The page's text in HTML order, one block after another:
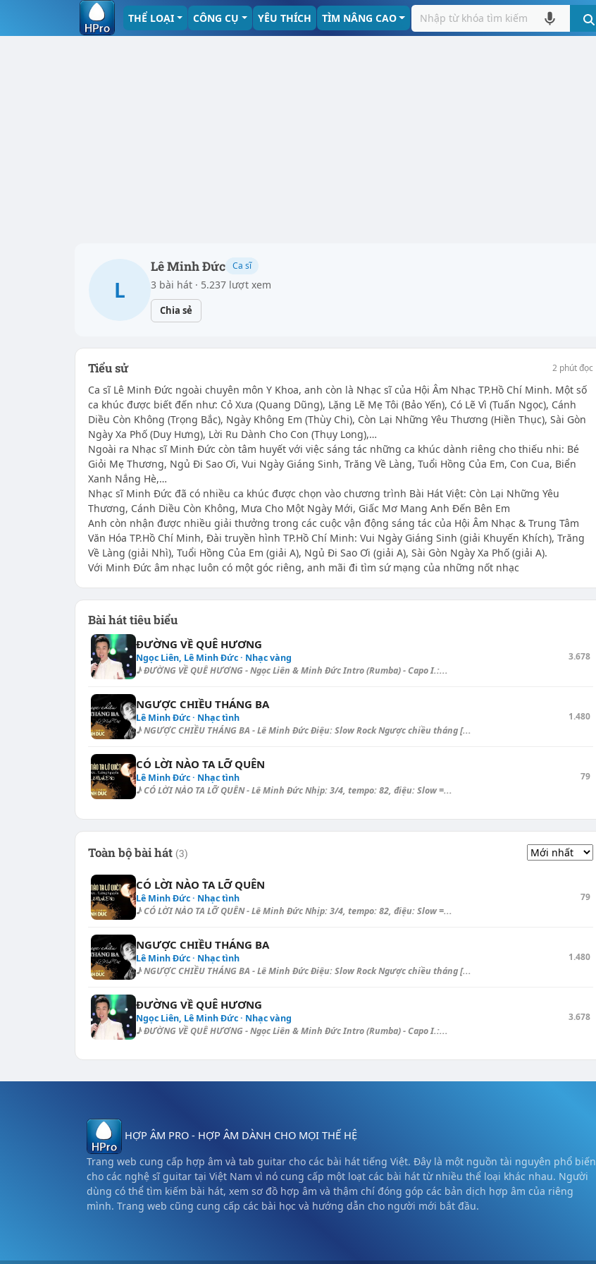
THỂ LOẠI CÔNG CỤ YÊU THÍCH TÌM NÂNG CAO
L
Lê Minh Đức Ca sĩ
3 bài hát · 5.237 lượt xem
Chia sẻ
Tiểu sử 2 phút đọc
Ca sĩ Lê Minh Đức ngoài chuyên môn Y Khoa, anh còn là Nhạc sĩ của Hội Âm Nhạc TP.Hồ Chí Minh. Một số
ca khúc được biết đến như: Cỏ Xưa (Quang Dũng), Lặng Lẽ Mẹ Tôi (Bảo Yến), Có Lẽ Vì (Tuấn Ngọc), Cánh
Diều Còn Không (Trọng Bắc), Ngày Không Em (Thùy Chi), Còn Lại Những Yêu Thương (Hiền Thục), Sài Gòn
Ngày Xa Phố (Duy Hưng), Lời Ru Dành Cho Con (Thụy Long),…
Ngoài ra Nhạc sĩ Minh Đức còn tâm huyết với việc sáng tác những ca khúc dành riêng cho thiếu nhi: Bé
Giỏi Mẹ Thương, Ngủ Đi Sao Ơi, Vui Ngày Giáng Sinh, Trăng Về Làng, Tuổi Hồng Của Em, Con Cua, Biển
Xanh Nắng Hè,…
Nhạc sĩ Minh Đức đã có nhiều ca khúc được chọn vào chương trình Bài Hát Việt: Còn Lại Những Yêu
Thương, Cánh Diều Còn Không, Mưa Cho Một Ngày Mới, Giấc Mơ Mang Anh Đến Bên Em
Anh còn nhận được nhiều giải thưởng trong các cuộc vận động sáng tác của Hội Âm Nhạc & Trung Tâm
Văn Hóa TP.Hồ Chí Minh, Đài truyền hình TP.Hồ Chí Minh: Vui Ngày Giáng Sinh (giải Khuyến Khích), Trăng
Về Làng (giải Nhì), Tuổi Hồng Của Em (giải A), Ngủ Đi Sao Ơi (giải A), Sài Gòn Ngày Xa Phố (giải A).
Với Minh Đức âm nhạc luôn có một góc riêng, anh mãi đi tìm sứ mạng của những nốt nhạc
Bài hát tiêu biểu
ĐƯỜNG VỀ QUÊ HƯƠNG
Ngọc Liên, Lê Minh Đức · Nhạc vàng
♪ ĐƯỜNG VỀ QUÊ HƯƠNG - Ngọc Liên & Minh Đức Intro (Rumba) - Capo I.:...
3.678
NGƯỢC CHIỀU THÁNG BA
Lê Minh Đức · Nhạc tình
♪ NGƯỢC CHIỀU THÁNG BA - Lê Minh Đức Điệu: Slow Rock Ngược chiều tháng [...
1.480
CÓ LỜI NÀO TA LỠ QUÊN
Lê Minh Đức · Nhạc tình
♪ CÓ LỜI NÀO TA LỠ QUÊN - Lê Minh Đức Nhịp: 3/4, tempo: 82, điệu: Slow =...
79
Toàn bộ bài hát (3)
CÓ LỜI NÀO TA LỠ QUÊN
Lê Minh Đức · Nhạc tình
♪ CÓ LỜI NÀO TA LỠ QUÊN - Lê Minh Đức Nhịp: 3/4, tempo: 82, điệu: Slow =...
79
NGƯỢC CHIỀU THÁNG BA
Lê Minh Đức · Nhạc tình
♪ NGƯỢC CHIỀU THÁNG BA - Lê Minh Đức Điệu: Slow Rock Ngược chiều tháng [...
1.480
ĐƯỜNG VỀ QUÊ HƯƠNG
Ngọc Liên, Lê Minh Đức · Nhạc vàng
♪ ĐƯỜNG VỀ QUÊ HƯƠNG - Ngọc Liên & Minh Đức Intro (Rumba) - Capo I.:...
3.678
HỢP ÂM PRO - HỢP ÂM DÀNH CHO MỌI THẾ HỆ
Trang web cung cấp hợp âm và tab guitar cho các bài hát tiếng Việt. Đây là một nguồn tài nguyên phổ biến
cho các nghệ sĩ guitar tại Việt Nam vì nó cung cấp một loạt các bài hát từ nhiều thể loại khác nhau. Người
dùng có thể tìm kiếm bài hát, xem sơ đồ hợp âm và thậm chí đóng góp các bản dịch hợp âm của riêng
mình. Trang web cũng cung cấp các bài học và hướng dẫn cho người mới bắt đầu.